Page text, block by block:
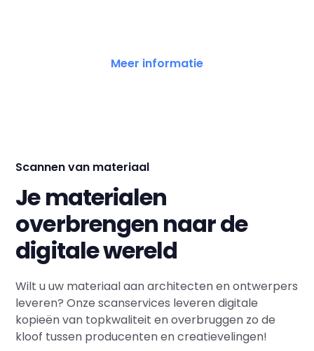
Meer informatie
Scannen van materiaal
Je materialen
overbrengen naar de
digitale wereld
Wilt u uw materiaal aan architecten en ontwerpers
leveren? Onze scanservices leveren digitale
kopieën van topkwaliteit en overbruggen zo de
kloof tussen producenten en creatievelingen!